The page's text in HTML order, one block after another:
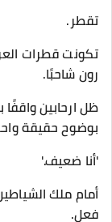
تقطر.
تكونت قطرات
رون شاحبًا.
ظل ارحابين
بوضوح حقيقة
'أنا ضعيف.'
أمام ملك
فعل.